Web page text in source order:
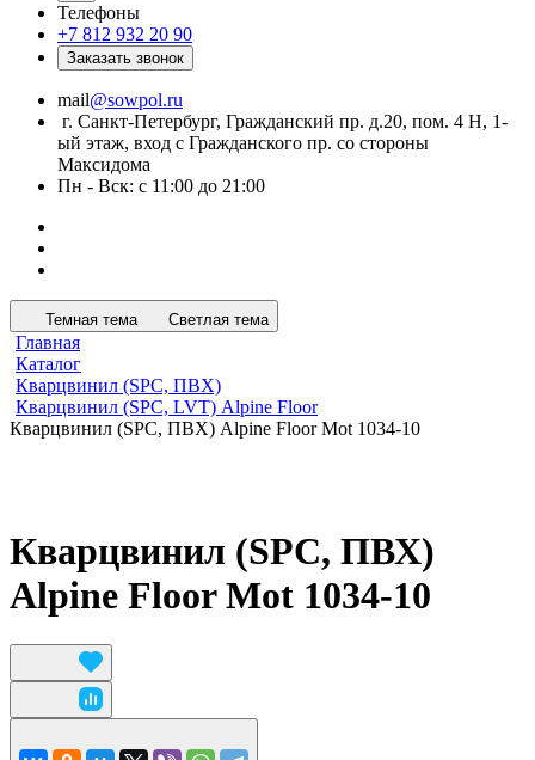
Телефоны
+7 812 932 20 90
Заказать звонок
mail@sowpol.ru
г. Санкт-Петербург, Гражданский пр. д.20, пом. 4 Н, 1-
ый этаж, вход с Гражданского пр. со стороны
Максидома
Пн - Вск: с 11:00 до 21:00
Темная тема Светлая тема
Главная
Каталог
Кварцвинил (SPC, ПВХ)
Кварцвинил (SPC, LVT) Alpine Floor
Кварцвинил (SPC, ПВХ) Alpine Floor Mot 1034-10
Кварцвинил (SPC, ПВХ)
Alpine Floor Mot 1034-10